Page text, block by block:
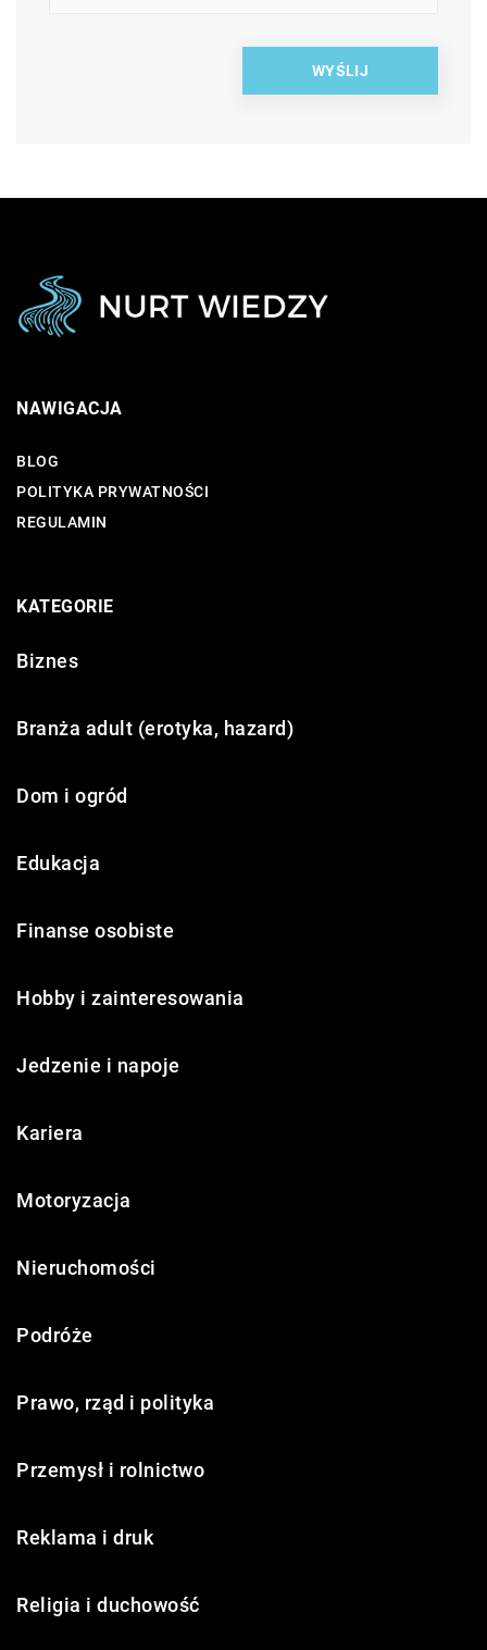
NAWIGACJA
BLOG
POLITYKA PRYWATNOŚCI
REGULAMIN
KATEGORIE
Biznes
Branża adult (erotyka, hazard)
Dom i ogród
Edukacja
Finanse osobiste
Hobby i zainteresowania
Jedzenie i napoje
Kariera
Motoryzacja
Nieruchomości
Podróże
Prawo, rząd i polityka
Przemysł i rolnictwo
Reklama i druk
Religia i duchowość